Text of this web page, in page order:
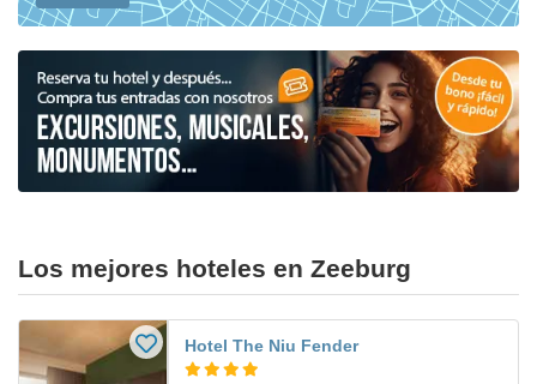
Los mejores hoteles en Zeeburg
Hotel The Niu Fender